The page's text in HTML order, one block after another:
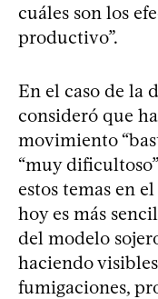
cuáles son los
productivo”.
En el caso de la
consideró que
movimiento
“muy
estos temas en
hoy es más
del modelo
haciendo
fumigaciones,